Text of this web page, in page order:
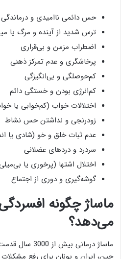
حس دائمی ناامیدی و درماندگی
ترس شدید از آینده و مرگ یا
اضطراب مزمن و بی‌قراری
پرخاشگری و عدم تمرکز ذهنی
کم‌حوصلگی و بی‌انگیزگی
کم‌انرژی بودن و خستگی دائم
اختلالات خواب (کم‌خوابی یا
زودرنجی و نداشتن حس نشاط
عدم ثبات خلق و خو (شادی یا
سردرد و دردهای عضلانی
اختلال اشتها (پرخوری یا
گوشه‌گیری و دوری از اجتماع
ماساژ چگونه
می‌دهد؟
ماساژ درمانی
چین، ایران و یونان برای رفع